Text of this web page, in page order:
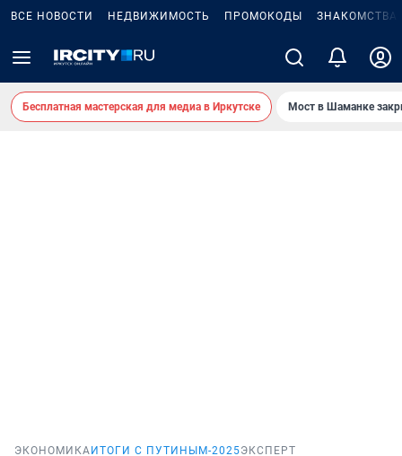
ВСЕ НОВОСТИ НЕДВИЖИМОСТЬ ПРОМОКОДЫ ЗНАКОМСТВА
Бесплатная мастерская для медиа в Иркутске Мост в Шаманке
ЭКОНОМИКА ИТОГИ С ПУТИНЫМ-2025ЭКСПЕРТ